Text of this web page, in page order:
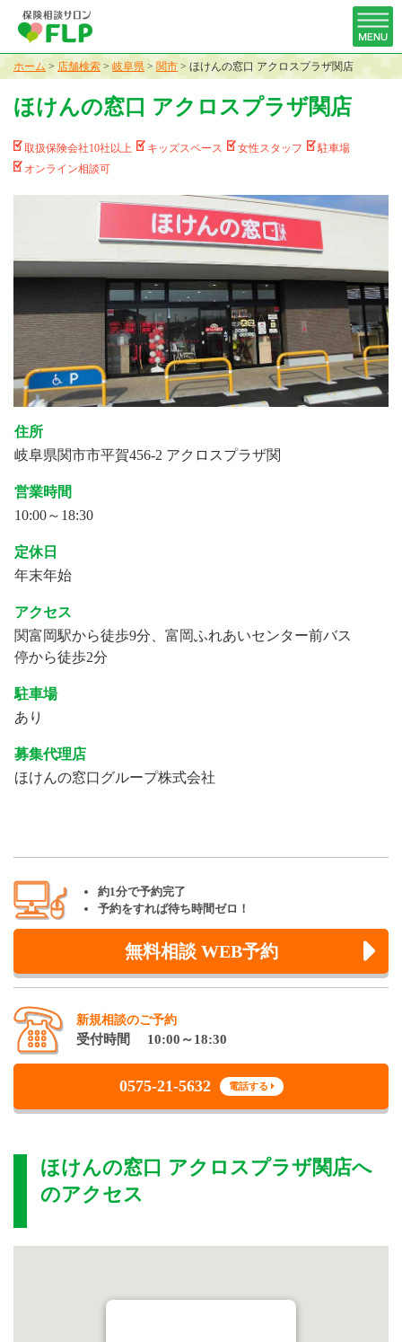
ホーム > 店舗検索 > 岐阜県 > 関市 > ほけんの窓口 アクロスプラザ関店
ほけんの窓口 アクロスプラザ関店
取扱保険会社10社以上 キッズスペース 女性スタッフ
駐車場
オンライン相談可
住所
岐阜県関市市平賀456-2 アクロスプラザ関
営業時間
10:00～18:30
定休日
年末年始
アクセス
関富岡駅から徒歩9分、富岡ふれあいセンター前バス
停から徒歩2分
駐車場
あり
募集代理店
ほけんの窓口グループ株式会社
約1分で予約完了
予約をすれば待ち時間ゼロ！
無料相談 WEB予約
新規相談のご予約
受付時間 10:00～18:30
0575-21-5632 電話する
ほけんの窓口 アクロスプラザ関店へ
のアクセス